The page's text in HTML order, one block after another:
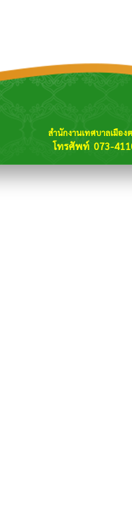
สำนักงานเทศบาลเมือ
โทรศัพท์ 073-